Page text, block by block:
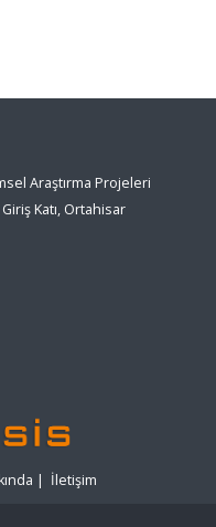
Araştırma Projeleri
Katı, Ortahisar
| İletişim